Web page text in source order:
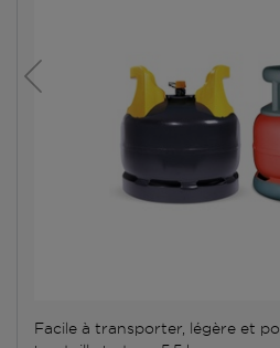
Facile à transporter, légère et